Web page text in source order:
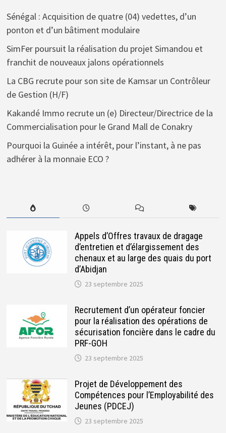
Sénégal : Acquisition de quatre (04) vedettes, d’un
ponton et d’un bâtiment modulaire
SimFer poursuit la réalisation du projet Simandou et
franchit de nouveaux jalons opérationnels
La CBG recrute pour son site de Kamsar un Contrôleur
de Gestion (H/F)
Kakandé Immo recrute un (e) Directeur/Directrice de la
Commercialisation pour le Grand Mall de Conakry
Pourquoi la Guinée a intérêt, pour l’instant, à ne pas
adhérer à la monnaie ECO ?
Appels d’Offres travaux de dragage
d’entretien et d’élargissement des
chenaux et au large des quais du port
d’Abidjan
23 septembre 2025
Recrutement d’un opérateur foncier
pour la réalisation des opérations de
sécurisation foncière dans le cadre du
PRF-GOH
23 septembre 2025
Projet de Développement des
Compétences pour l’Employabilité des
Jeunes (PDCEJ)
23 septembre 2025